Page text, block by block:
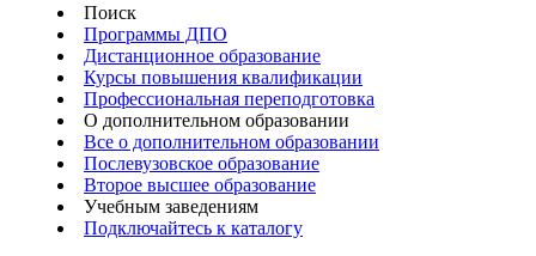
Поиск
Программы ДПО
Дистанционное образование
Курсы повышения квалификации
Профессиональная переподготовка
О дополнительном образовании
Все о дополнительном образовании
Послевузовское образование
Второе высшее образование
Учебным заведениям
Подключайтесь к каталогу